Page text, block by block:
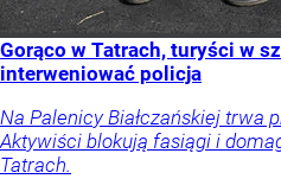
Gorąco w Tatrach, turyści w
interweniować policja
Na Palenicy Białczańskiej trwa
Aktywiści blokują fasiągi i
Tatrach.